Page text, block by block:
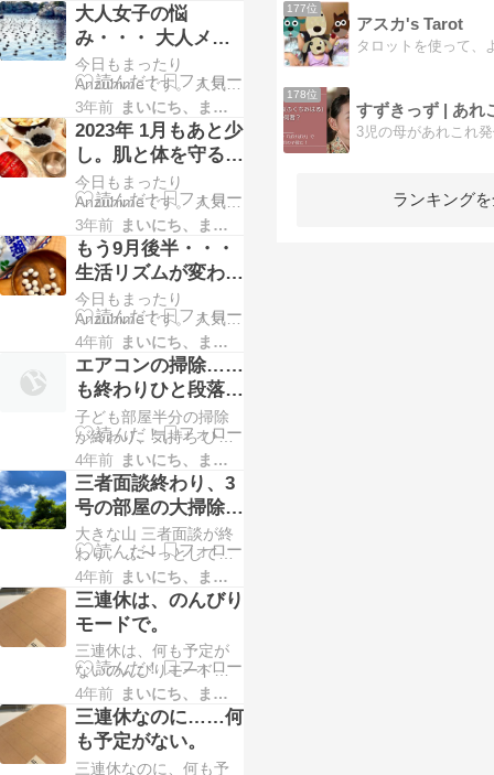
大人女子の悩
み・・・ 大人メガ
ネ みなさん どうし
てますか？
今日もまったり
Anzuhimeです。 人気ブ
ログランキングに 参加
中です。 ポチッとして
くださると順位が上が
り励みになります。 ↓ ↓
↓ ↓ ↓ ↓ 人気ブログラン
キングへにほんブログ
村 今日は氏神様にご挨
拶してきましたよ。 と
いうのも、もうすぐ受
験本番の方がいるので
ね。 …
3年前 まいにち、まいにち。。。
2023年 1月もあと少
し。肌と体を守るこ
とを頑張ってます。
今日もまったり
Anzuhimeです。 人気ブ
ログランキングに 参加
中です。 ポチッとして
くださると順位が上が
り励みになります。 ↓ ↓
↓ ↓ ↓ ↓ 人気ブログラン
キングへにほんブログ
村 2023年 卯年 新年も
もう27日も経過してし
まいました。 今年は、
年始に子供たちが…
3年前 まいにち、まいにち。。。
もう9月後半・・・
生活リズムが変わっ
て 疲れが出てきた
時に体に優しいおや
つです。
今日もまったり
Anzuhimeです。 人気ブ
ログランキングに 参加
中です。 ポチッとして
くださると順位が上が
り励みになります。 ↓ ↓
↓ ↓ ↓ ↓ 人気ブログラン
キングへにほんブログ
村 台風が行ったと思っ
たら また台風のニュー
ス ベランダの植木の避
難をまたしなくてはい
けな…
4年前 まいにち、まいにち。。。
エアコンの掃除……
も終わりひと段落。
自分にご褒美ラン
チ。
子ども部屋半分の掃除
が終わり、気持ち ひと
段落のAnzuhimeです。
人気ブログランキング
に 参加中です。 ポチッ
としてくださると順位
が上がり励みになりま
す。 ↓ ↓ ↓ ↓ ↓ ↓ 人気ブ
ログランキングへにほ
んブログ村 今日は、自
分の用事で 暑い中でし
たが、お出かけしてき
ま…
4年前 まいにち、まいにち。。。
三者面談終わり、3
号の部屋の大掃除を
しました。
大きな山 三者面談が終
わり、 ふ〜っとしてい
る Anzuhimeです。 人
気ブログランキングに
参加中です。 ポチッと
してくださると順位が
上がり励みになりま
す。 ↓ ↓ ↓ ↓ ↓ ↓ 人気ブ
ログランキングへにほ
んブログ村 連日いい天
気で… 洗濯日和 夏休み
入りましたね。 3号…
4年前 まいにち、まいにち。。。
三連休は、のんびり
モードで。
三連休は、何も予定が
ないのんびりモード。
天気が今一つ…なので
急な雨を考えると アウ
トドアの予定も立てづ
らく こんな時だからで
きる美術館とかも、 日
4年前 まいにち、まいにち。。。
三連休なのに……何
も予定がない。
三連休なのに、何も予
177位
アスカ's Tarot
178位
すずきっず | あれ
3児の母があれこれ
ランキング